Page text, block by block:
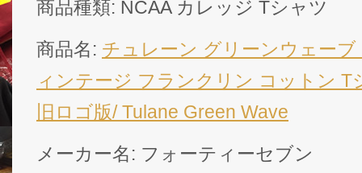
商品種類: NCAA カレッジ Tシャツ
商品名: チュレーン グリーンウェー
ィンテージ フランクリン コットン
旧ロゴ版/ Tulane Green Wave
メーカー名: フォーティーセブン